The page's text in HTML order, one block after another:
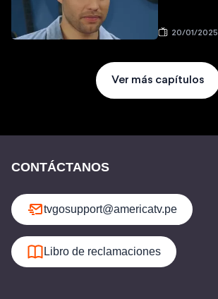
20/01/2025
Ver más capítulos
CONTÁCTANOS
tvgosupport@americatv.pe
Libro de reclamaciones